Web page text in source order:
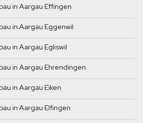
in Aargau Effingen
in Aargau Eggenwil
in Aargau Egliswil
in Aargau Ehrendingen
in Aargau Eiken
in Aargau Elfingen